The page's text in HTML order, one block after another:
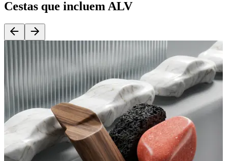
Cestas que incluem ALV